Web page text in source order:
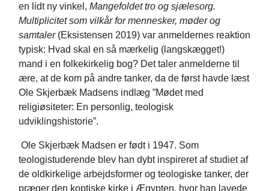
en lidt ny vinkel, Mangefoldet tro og sjælesorg.
Multiplicitet som vilkår for mennesker, møder og
samtaler (Eksistensen 2019) var anmeldernes reaktion
typisk: Hvad skal en så mærkelig (langskægget!)
mand i en folkekirkelig bog? Det taler anmelderne til
ære, at de kom på andre tanker, da de først havde læst
Ole Skjerbæk Madsens indlæg ”Mødet med
religiøsiteter: En personlig, teologisk
udviklingshistorie”.
Ole Skjerbæk Madsen er født i 1947. Som
teologistuderende blev han dybt inspireret af studiet af
de oldkirkelige arbejdsformer og teologiske tanker, der
præger den koptiske kirke i Ægypten, hvor han lavede